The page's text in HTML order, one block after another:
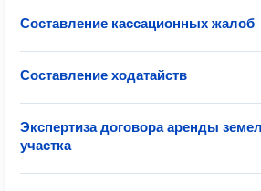
Составление кассационных жалоб
Составление ходатайств
Экспертиза договора аренды
участка